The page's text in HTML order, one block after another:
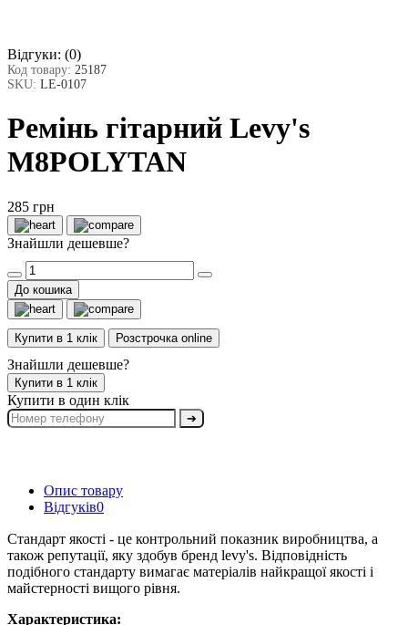
Відгуки: (0)
Код товару: 25187
SKU: LE-0107
Ремінь гітарний Levy's
M8POLYTAN
285 грн
Знайшли дешевше?
До кошика
Купити в 1 клік Розстрочка online
Знайшли дешевше?
Купити в 1 клік
Купити в один клік
➔
Опис товару
Відгуків0
Стандарт якості - це контрольний показник виробництва, а
також репутації, яку здобув бренд levy's. Відповідність
подібного стандарту вимагає матеріалів найкращої якості і
майстерності вищого рівня.
Характеристика: